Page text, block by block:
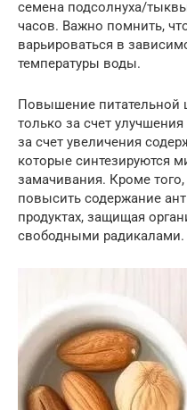
семена подсолнуха/
часов. Важно помнить,
варьироваться в
температуры воды.
Повышение питательной
только за счет
за счет увеличения
которые синтезируются
замачивания. Кроме
повысить содержание
продуктах, защищая
свободными радикалами.